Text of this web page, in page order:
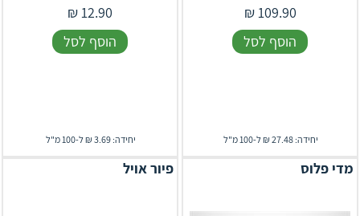
109.90
₪
הוסף לסל
יחידה: 27.48 ₪ ל-100 מ"ל
12.90
₪
הוסף לסל
יחידה: 3.69 ₪ ל-100 מ"ל
מדי פלוס פיור אויל